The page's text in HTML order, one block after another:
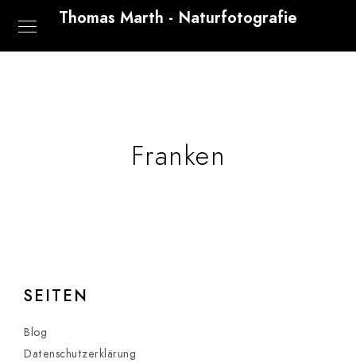
Thomas Marth - Naturfotografie
Franken
SEITEN
Blog
Datenschutzerklärung